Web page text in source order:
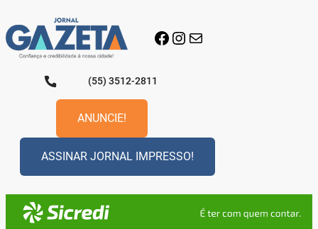
para
o
conteúdo
Facebook
Instagram
E-mail
(55) 3512-2811
ANUNCIE!
ASSINAR JORNAL IMPRESSO!